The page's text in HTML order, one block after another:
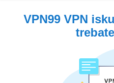
VPN99 VPN